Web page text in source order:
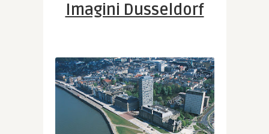
Imagini Dusseldorf